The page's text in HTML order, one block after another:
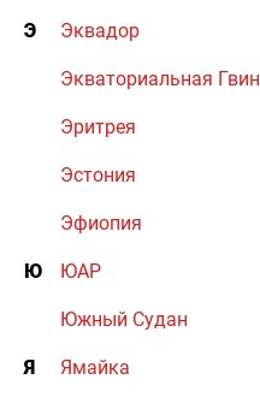
Э Эквадор
Экваториальная
Эритрея
Эстония
Эфиопия
Ю ЮАР
Южный Судан
Я Ямайка